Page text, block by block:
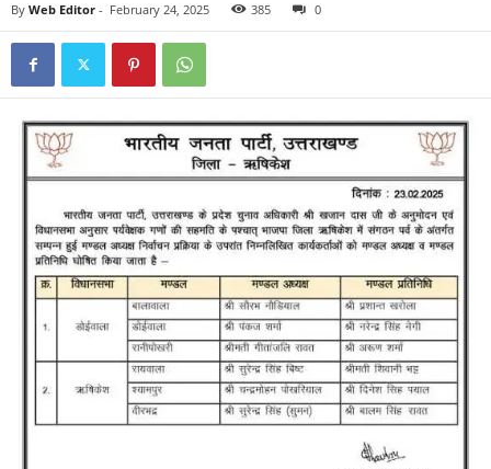
By Web Editor - February 24, 2025 385 0